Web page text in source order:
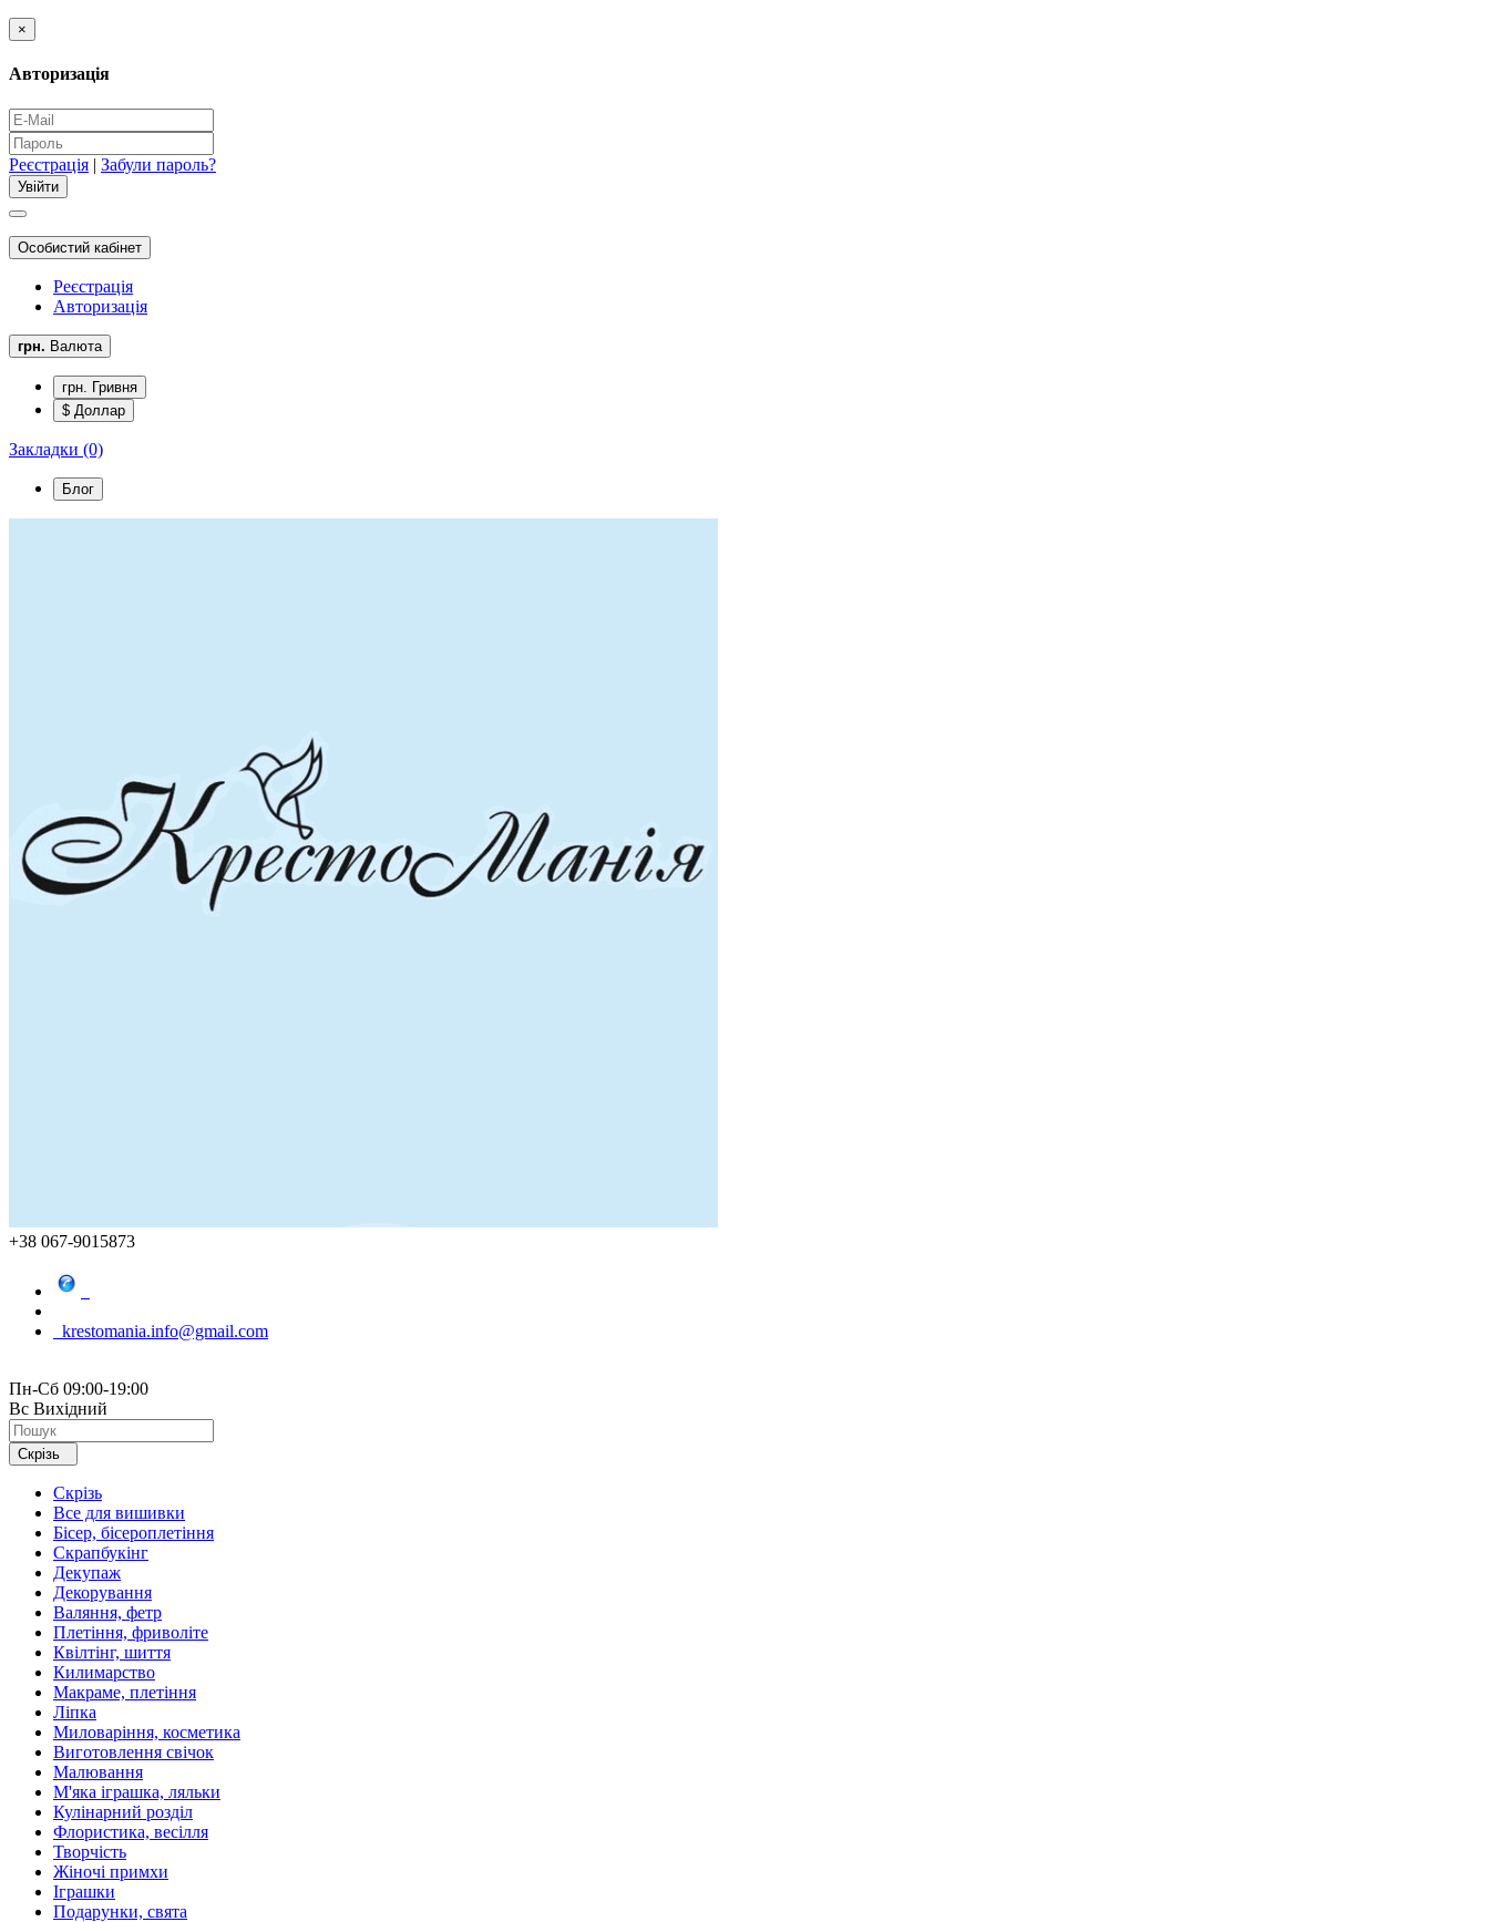
×
Авторизація
Реєстрація | Забули пароль?
Особистий кабінет
Реєстрація
Авторизація
грн. Валюта
грн. Гривня
$ Доллар
Закладки (0)
Блог
+38 067-9015873
krestomania.info@gmail.com
Пн-Сб 09:00-19:00
Вс Вихідний
Скрізь
Скрізь
Все для вишивки
Бісер, бісероплетіння
Скрапбукінг
Декупаж
Декорування
Валяння, фетр
Плетіння, фриволіте
Квілтінг, шиття
Килимарство
Макраме, плетіння
Ліпка
Миловаріння, косметика
Виготовлення свічок
Малювання
М'яка іграшка, ляльки
Кулінарний розділ
Флористика, весілля
Творчість
Жіночі примхи
Іграшки
Подарунки, свята